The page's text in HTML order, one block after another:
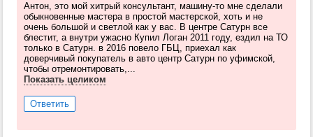
Антон, это мой хитрый консультант, машину-то мне сделали
обыкновенные мастера в простой мастерской, хоть и не
очень большой и светлой как у вас. В центре Сатурн все
блестит, а внутри ужасно Купил Логан 2011 году, ездил на ТО
только в Сатурн. в 2016 повело ГБЦ, приехал как
доверчивый покупатель в авто центр Сатурн по уфимской,
чтобы отремонтировать,...
Показать целиком
Ответить